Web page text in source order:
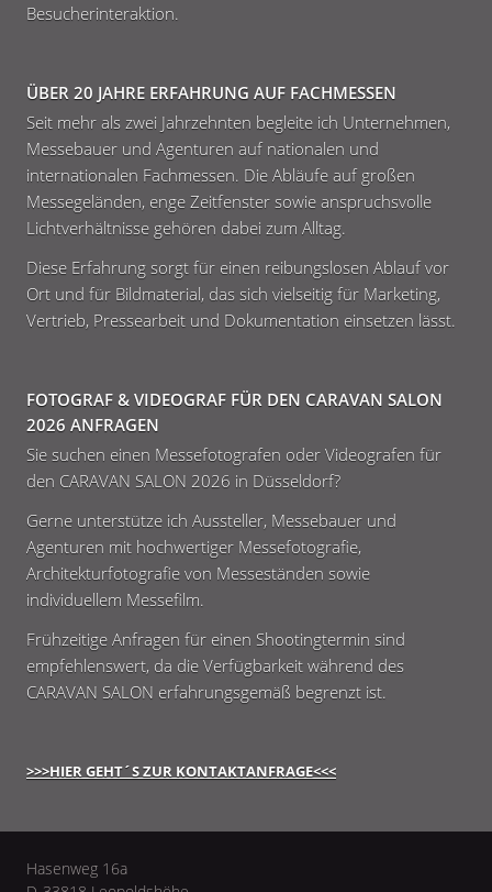
Besucherinteraktion.
ÜBER 20 JAHRE ERFAHRUNG AUF FACHMESSEN
Seit mehr als zwei Jahrzehnten begleite ich Unternehmen,
Messebauer und Agenturen auf nationalen und
internationalen Fachmessen. Die Abläufe auf großen
Messegeländen, enge Zeitfenster sowie anspruchsvolle
Lichtverhältnisse gehören dabei zum Alltag.
Diese Erfahrung sorgt für einen reibungslosen Ablauf vor
Ort und für Bildmaterial, das sich vielseitig für Marketing,
Vertrieb, Pressearbeit und Dokumentation einsetzen lässt.
FOTOGRAF & VIDEOGRAF FÜR DEN CARAVAN SALON
2026 ANFRAGEN
Sie suchen einen Messefotografen oder Videografen für
den CARAVAN SALON 2026 in Düsseldorf?
Gerne unterstütze ich Aussteller, Messebauer und
Agenturen mit hochwertiger Messefotografie,
Architekturfotografie von Messeständen sowie
individuellem Messefilm.
Frühzeitige Anfragen für einen Shootingtermin sind
empfehlenswert, da die Verfügbarkeit während des
CARAVAN SALON erfahrungsgemäß begrenzt ist.
>>>HIER GEHT´S ZUR KONTAKTANFRAGE<<<
Hasenweg 16a